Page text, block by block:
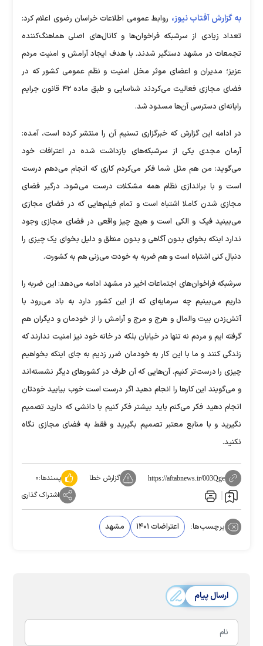
به گزارش آفتاب نیوز، روابط عمومی اطلاعات خراسان رضوی اعلام کرد:
تعداد زیادی از سرشبکه فراخوان‌ها و کانال‌های اصلی هماهنگ‌کننده
تجمعات در مشهد دستگیر شدند. با هدف ایجاد آرامش و امنیت مردم
عزیز؛ مدیران و اعضای موثر مخل امنیت و نظم عمومی کشور که در
فضای مجازی فعالیت می‌کردند شناسایی و طبق ماده ۴۲ قانون جرایم
رایانه‌ای دسترسی آن‌ها مسدود شد.
در ادامه این گزارش که خبرگزاری تسنیم آن را منتشر کرده است، آمده:
‌آرمان مجدی یکی از سرشبکه‌های بازداشت شده در اعترافات خود
می‌گوید: من هم مثل شما فکر می‌کردم کاری که انجام می‌دهم درست
است و با براندازی نظام همه مشکلات درست می‌شود. درگیر فضای
مجازی شدن کاملا اشتباه است و تمام فیلم‌هایی که در فضای مجازی
می‌بینید فیک و الکی است و هیچ چیز واقعی در فضای مجازی وجود
ندارد اینکه بخوای بدون آگاهی و بدون منطق و دلیل بخوای یک چیزی را
دنبال کنی اشتباه است و هم ضربه به خودت می‌زنی هم به کشورت.
سرشبکه فراخوان‌های اجتماعات اخیر در مشهد ادامه می‌دهد: این ضربه را
داریم می‌بینیم چه سرمایه‌ای که از این کشور دارد به باد می‌رود با
آتش‌زدن بیت و‌المال و هرج و مرج و آرامش را از خودمان و دیگران هم
گرفته ایم و مردم نه تنها در خیابان بلکه در خانه خود نیز امنیت ندارند که
زندگی کنند و ما با این کار به خودمان ضرر زدیم به جای اینکه بخواهیم
چیزی را درست‌تر کنیم. آن‌هایی که آن طرف در کشور‌های دیگر نشسته‌اند
و می‌گویند این کار‌ها را انجام دهید اگر درست است خوب بیایید خودتان
انجام دهید فکر می‌کنم باید بیشتر فکر کنیم با دانشی که دارید تصمیم
نگیرید و با منابع معتبر تصمیم بگیرید و فقط به فضای مجازی نگاه
نکنید.
https://aftabnews.ir/003Qge گزارش خطا پسندها:۰
اشتراک گذاری
برچسب‌ها: اعتراضات ۱۴۰۱ مشهد
ارسال پیام